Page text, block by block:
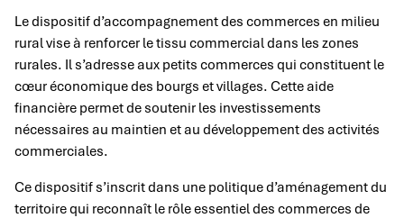
Le dispositif d’accompagnement des commerces en milieu
rural vise à renforcer le tissu commercial dans les zones
rurales. Il s’adresse aux petits commerces qui constituent le
cœur économique des bourgs et villages. Cette aide
financière permet de soutenir les investissements
nécessaires au maintien et au développement des activités
commerciales.
Ce dispositif s’inscrit dans une politique d’aménagement du
territoire qui reconnaît le rôle essentiel des commerces de